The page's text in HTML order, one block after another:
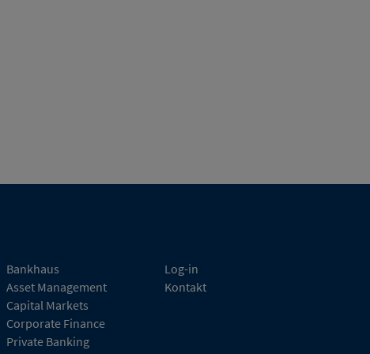
Bankhaus
Asset Management
Capital Markets
Corporate Finance
Private Banking
Log-in
Kontakt